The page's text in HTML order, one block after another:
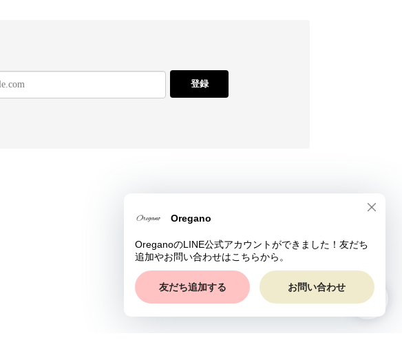
登録
© Oregano All rights reserved.